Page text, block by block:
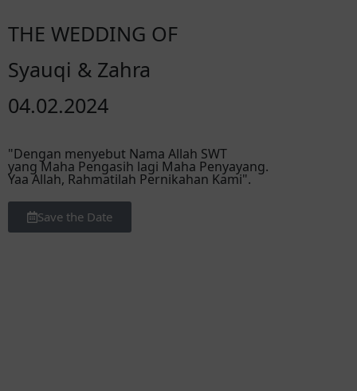
THE WEDDING OF
Syauqi & Zahra
04.02.2024
"Dengan menyebut Nama Allah SWT
yang Maha Pengasih lagi Maha Penyayang.
Yaa Allah, Rahmatilah Pernikahan Kami".
Save the Date